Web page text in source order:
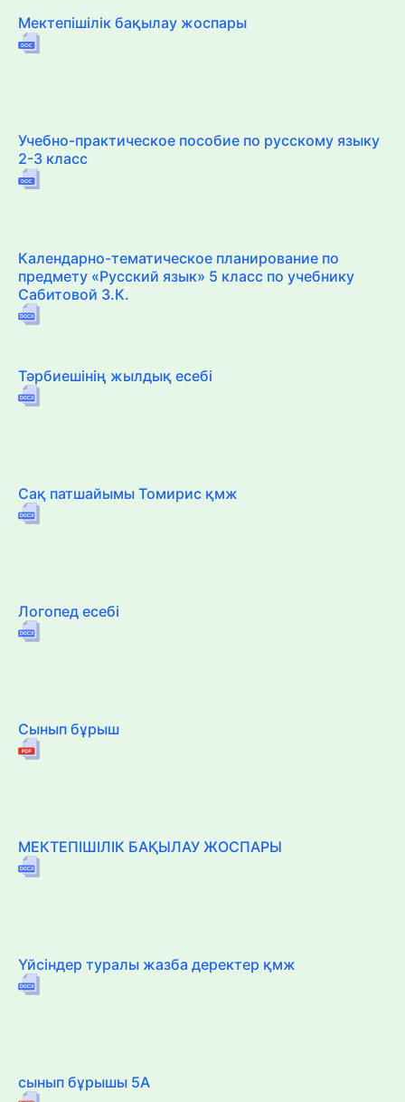
Мектепішілік бақылау жоспары
Учебно-практическое пособие по русскому языку
2-3 класс
Календарно-тематическое планирование по
предмету «Русский язык» 5 класс по учебнику
Сабитовой З.К.
Тәрбиешінің жылдық есебі
Сақ патшайымы Томирис қмж
Логопед есебі
Сынып бұрыш
МЕКТЕПІШІЛІК БАҚЫЛАУ ЖОСПАРЫ
Үйсіндер туралы жазба деректер қмж
сынып бұрышы 5А